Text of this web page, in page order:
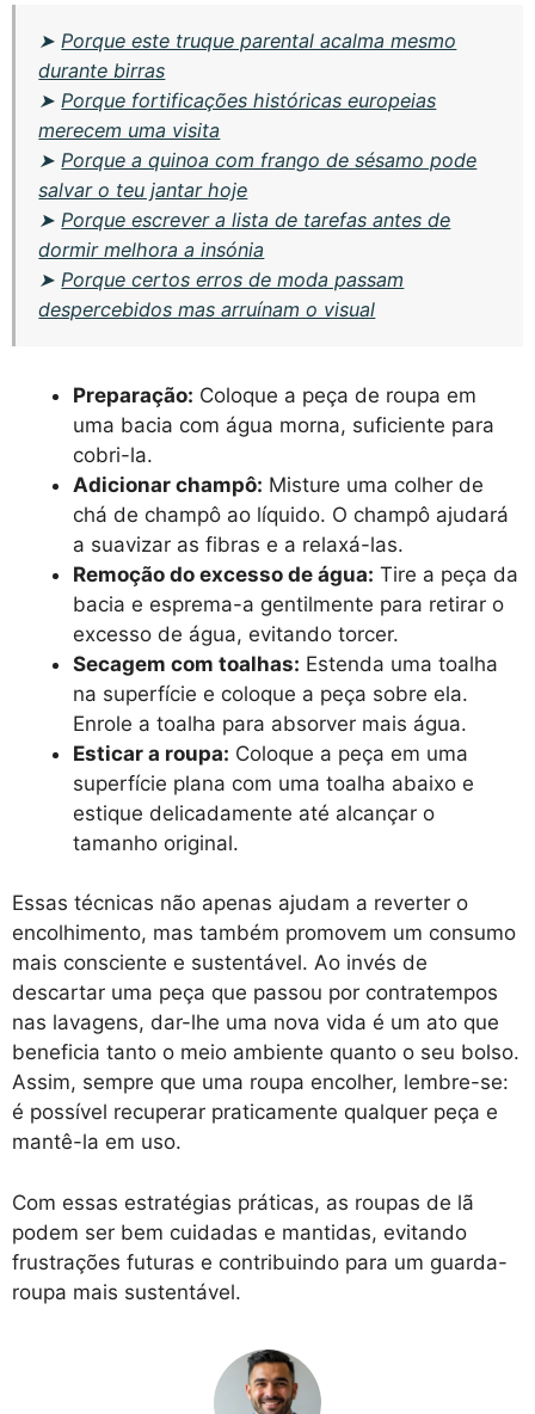
➤Porque este truque parental acalma mesmo
durante birras
➤Porque fortificações históricas europeias
merecem uma visita
➤Porque a quinoa com frango de sésamo pode
salvar o teu jantar hoje
➤Porque escrever a lista de tarefas antes de
dormir melhora a insónia
➤Porque certos erros de moda passam
despercebidos mas arruínam o visual
Preparação: Coloque a peça de roupa em
uma bacia com água morna, suficiente para
cobri-la.
Adicionar champô: Misture uma colher de
chá de champô ao líquido. O champô ajudará
a suavizar as fibras e a relaxá-las.
Remoção do excesso de água: Tire a peça da
bacia e esprema-a gentilmente para retirar o
excesso de água, evitando torcer.
Secagem com toalhas: Estenda uma toalha
na superfície e coloque a peça sobre ela.
Enrole a toalha para absorver mais água.
Esticar a roupa: Coloque a peça em uma
superfície plana com uma toalha abaixo e
estique delicadamente até alcançar o
tamanho original.
Essas técnicas não apenas ajudam a reverter o
encolhimento, mas também promovem um consumo
mais consciente e sustentável. Ao invés de
descartar uma peça que passou por contratempos
nas lavagens, dar-lhe uma nova vida é um ato que
beneficia tanto o meio ambiente quanto o seu bolso.
Assim, sempre que uma roupa encolher, lembre-se:
é possível recuperar praticamente qualquer peça e
mantê-la em uso.
Com essas estratégias práticas, as roupas de lã
podem ser bem cuidadas e mantidas, evitando
frustrações futuras e contribuindo para um guarda-
roupa mais sustentável.